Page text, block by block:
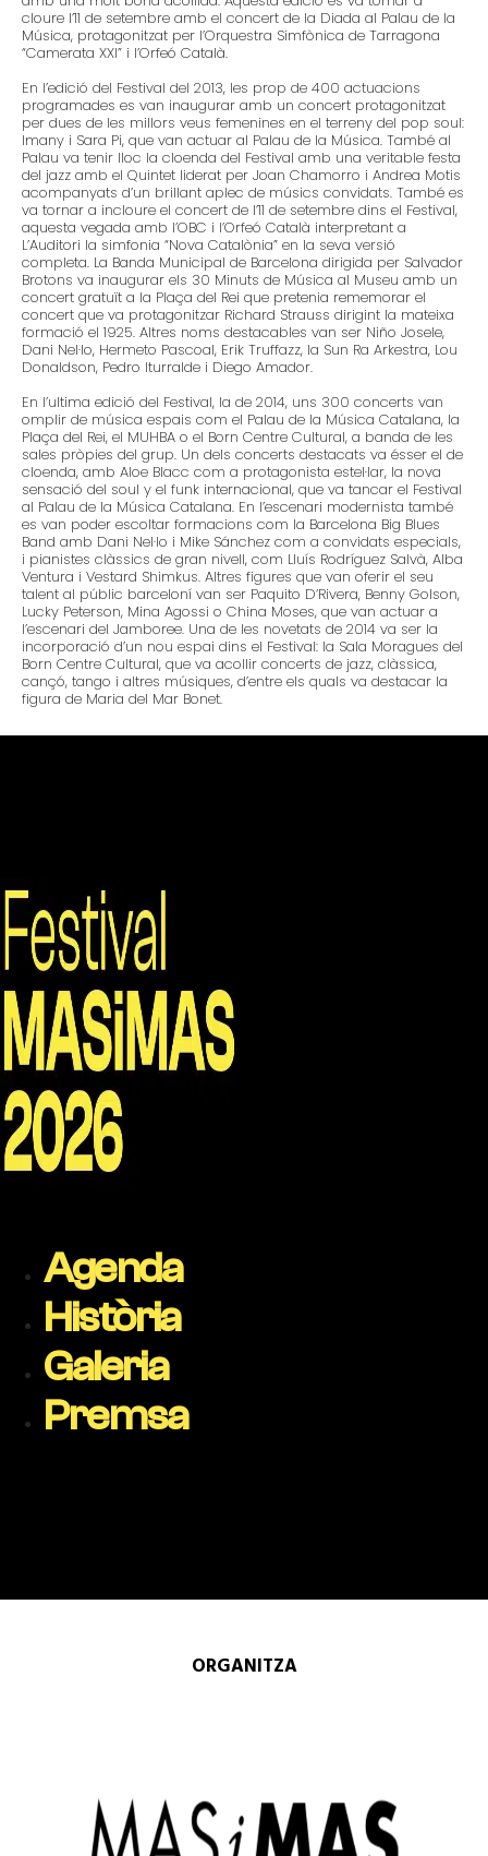
cloure l’11 de setembre amb el concert de la Diada al Palau de la
Música, protagonitzat per l’Orquestra Simfònica de Tarragona
“Camerata XXI” i l’Orfeó Català.
En l’edició del Festival del 2013, les prop de 400 actuacions
programades es van inaugurar amb un concert protagonitzat
per dues de les millors veus femenines en el terreny del pop soul:
Imany i Sara Pi, que van actuar al Palau de la Música. També al
Palau va tenir lloc la cloenda del Festival amb una veritable festa
del jazz amb el Quintet liderat per Joan Chamorro i Andrea Motis
acompanyats d’un brillant aplec de músics convidats. També es
va tornar a incloure el concert de l’11 de setembre dins el Festival,
aquesta vegada amb l’OBC i l’Orfeó Català interpretant a
L’Auditori la simfonia “Nova Catalònia” en la seva versió
completa. La Banda Municipal de Barcelona dirigida per Salvador
Brotons va inaugurar els 30 Minuts de Música al Museu amb un
concert gratuït a la Plaça del Rei que pretenia rememorar el
concert que va protagonitzar Richard Strauss dirigint la mateixa
formació el 1925. Altres noms destacables van ser Niño Josele,
Dani Nel·lo, Hermeto Pascoal, Erik Truffazz, la Sun Ra Arkestra, Lou
Donaldson, Pedro Iturralde i Diego Amador.
En l’ultima edició del Festival, la de 2014, uns 300 concerts van
omplir de música espais com el Palau de la Música Catalana, la
Plaça del Rei, el MUHBA o el Born Centre Cultural, a banda de les
sales pròpies del grup. Un dels concerts destacats va ésser el de
cloenda, amb Aloe Blacc com a protagonista estel·lar, la nova
sensació del soul y el funk internacional, que va tancar el Festival
al Palau de la Música Catalana. En l’escenari modernista també
es van poder escoltar formacions com la Barcelona Big Blues
Band amb Dani Nel·lo i Mike Sánchez com a convidats especials,
i pianistes clàssics de gran nivell, com Lluís Rodríguez Salvà, Alba
Ventura i Vestard Shimkus. Altres figures que van oferir el seu
talent al públic barceloní van ser Paquito D’Rivera, Benny Golson,
Lucky Peterson, Mina Agossi o China Moses, que van actuar a
l’escenari del Jamboree. Una de les novetats de 2014 va ser la
incorporació d’un nou espai dins el Festival: la Sala Moragues del
Born Centre Cultural, que va acollir concerts de jazz, clàssica,
cançó, tango i altres músiques, d’entre els quals va destacar la
figura de Maria del Mar Bonet.
Agenda
Història
Galeria
Premsa
ORGANITZA